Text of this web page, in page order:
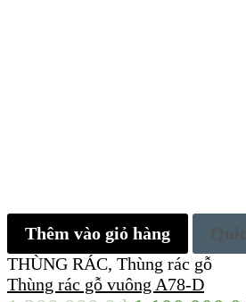
Thêm vào giỏ hàng
THÙNG RÁC, Thùng rác gỗ
Thùng rác gỗ vuông A78-D